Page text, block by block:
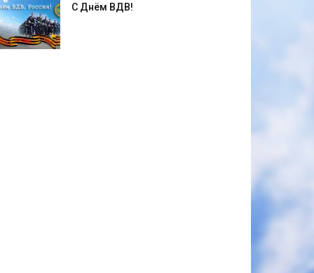
С Днём ВДВ!